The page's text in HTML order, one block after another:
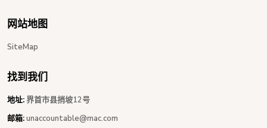
网站地图
SiteMap
找到我们
地址:界首市县捎坡12号
邮箱:unaccountable@mac.com